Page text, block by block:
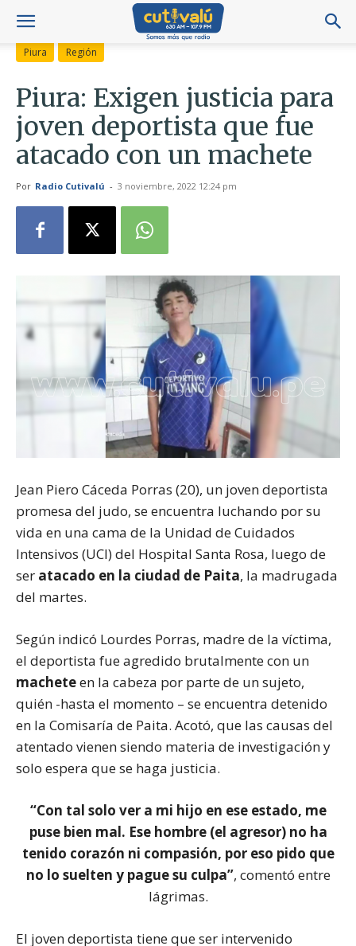
Piura Región
Piura: Exigen justicia para
joven deportista que fue
atacado con un machete
Por Radio Cutivalú - 3 noviembre, 2022 12:24 pm
Jean Piero Cáceda Porras (20), un joven deportista
promesa del judo, se encuentra luchando por su
vida en una cama de la Unidad de Cuidados
Intensivos (UCI) del Hospital Santa Rosa, luego de
ser atacado en la ciudad de Paita, la madrugada
del martes.
Según indicó Lourdes Porras, madre de la víctima,
el deportista fue agredido brutalmente con un
macheteen la cabeza por parte de un sujeto,
quién -hasta el momento – se encuentra detenido
en la Comisaría de Paita. Acotó, que las causas del
atentado vienen siendo materia de investigación y
solo espera que se haga justicia.
“Con tal solo ver a mi hijo en ese estado, me
puse bien mal. Ese hombre (el agresor) no ha
tenido corazón ni compasión, por eso pido que
no lo suelten y pague su culpa”, comentó entre
lágrimas.
El joven deportista tiene que ser intervenido